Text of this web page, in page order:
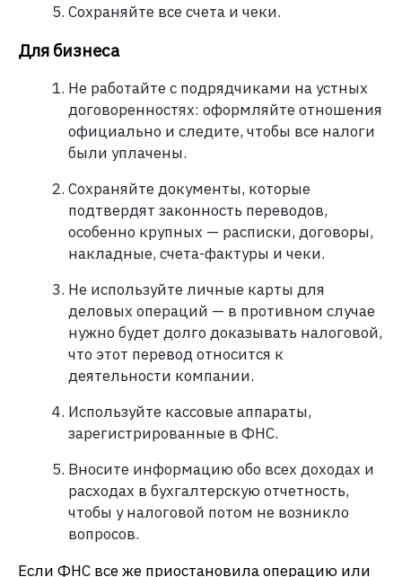
Сохраняйте все счета и чеки.
Для бизнеса
Не работайте с подрядчиками на устных
договоренностях: оформляйте отношения
официально и следите, чтобы все налоги
были уплачены.
Сохраняйте документы, которые
подтвердят законность переводов,
особенно крупных — расписки, договоры,
накладные, счета-фактуры и чеки.
Не используйте личные карты для
деловых операций — в противном случае
нужно будет долго доказывать налоговой,
что этот перевод относится к
деятельности компании.
Используйте кассовые аппараты,
зарегистрированные в ФНС.
Вносите информацию обо всех доходах и
расходах в бухгалтерскую отчетность,
чтобы у налоговой потом не возникло
вопросов.
Если ФНС все же приостановила операцию или